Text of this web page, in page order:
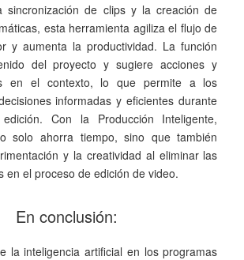
sincronización de clips y la creación de
esta herramienta agiliza el flujo de
y aumenta la productividad. La función
del proyecto y sugiere acciones y
en el contexto, lo que permite a los
informadas y eficientes durante
Con la Producción Inteligente,
solo ahorra tiempo, sino que también
y la creatividad al eliminar las
en el proceso de edición de video.
En conclusión:
la inteligencia artificial en los programas